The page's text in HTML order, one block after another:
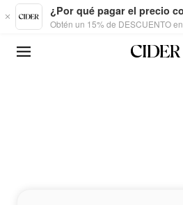
Skip to main content
¿Por qué pagar el precio
Obtén un 15% de DESCUENTO